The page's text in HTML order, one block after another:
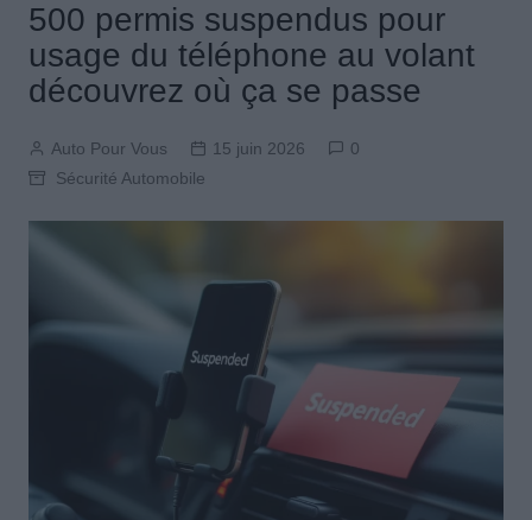
500 permis suspendus pour
usage du téléphone au volant
découvrez où ça se passe
Auto Pour Vous 15 juin 2026
0
Sécurité Automobile